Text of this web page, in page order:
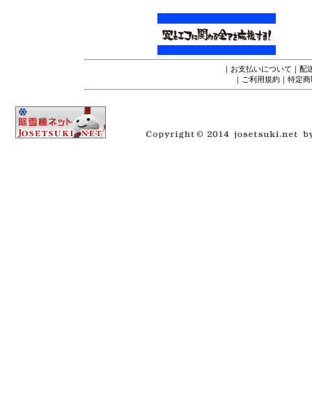
｜ お支払いについて ｜ 配
｜ ご利用規約 ｜ 特定